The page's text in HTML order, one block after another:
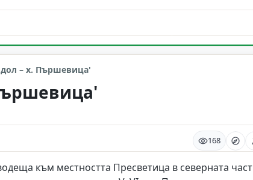
– х. Пършевица'
168
към местността Пресветица в северната част